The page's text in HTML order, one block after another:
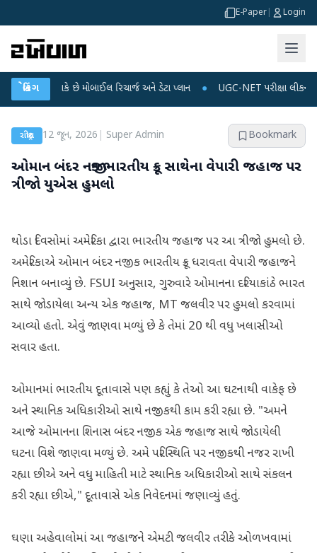
E-Paper Login
બ્રેકિંગ
થઈ શકે છે મોબાઈલ રિચાર્જ અને ડેટા પ્લાન ● UGC-NET પરીક્ષા લીકના આરોપો
રાષ્ટ્રીય 12 જૂન, 2026 Super Admin Bookmark
ઓમાન બંદર નજીક ભારતીય ક્રૂ સાથેના વેપારી જહાજ પર
ત્રીજો યુએસ હુમલો
થોડા દિવસોમાં અમેરિકા દ્વારા ભારતીય જહાજ પર આ ત્રીજો હુમલો છે.
અમેરિકાએ ઓમાન બંદર નજીક ભારતીય ક્રૂ ધરાવતા વેપારી જહાજને
નિશાન બનાવ્યું છે. FSUI અનુસાર, ગુરુવારે ઓમાનના દરિયાકાંઠે ભારત
સાથે જોડાયેલા અન્ય એક જહાજ, MT જલવીર પર હુમલો કરવામાં
આવ્યો હતો. એવું જાણવા મળ્યું છે કે તેમાં 20 થી વધુ ખલાસીઓ
સવાર હતા.
ઓમાનમાં ભારતીય દૂતાવાસે પણ કહ્યું કે તેઓ આ ઘટનાથી વાકેફ છે
અને સ્થાનિક અધિકારીઓ સાથે નજીકથી કામ કરી રહ્યા છે. "અમને
આજે ઓમાનના શિનાસ બંદર નજીક એક જહાજ સાથે જોડાયેલી
ઘટના વિશે જાણવા મળ્યું છે. અમે પરિસ્થિતિ પર નજીકથી નજર રાખી
રહ્યા છીએ અને વધુ માહિતી માટે સ્થાનિક અધિકારીઓ સાથે સંકલન
કરી રહ્યા છીએ," દૂતાવાસે એક નિવેદનમાં જણાવ્યું હતું.
ઘણા અહેવાલોમાં આ જહાજને એમટી જલવીર તરીકે ઓળખવામાં